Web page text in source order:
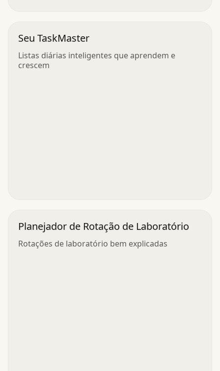
Seu TaskMaster
Listas diárias inteligentes que aprendem e
crescem
Planejador de Rotação de Laboratório
Rotações de laboratório bem explicadas